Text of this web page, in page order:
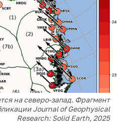
на северо-запад. Фрагмент
Journal of Geophysical
Research: Solid Earth, 2025